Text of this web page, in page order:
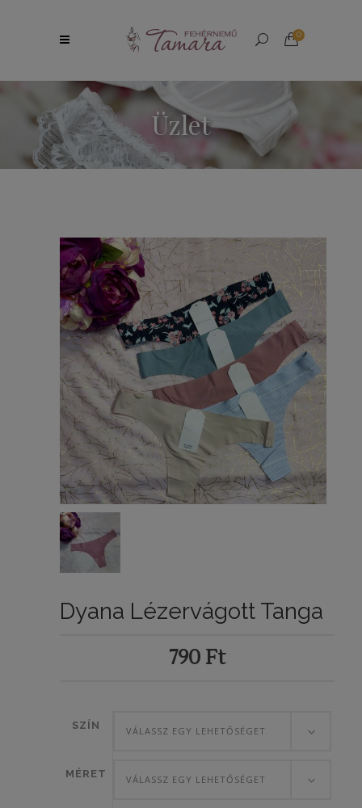
0
Üzlet
Dyana Lézervágott Tanga
790 Ft
SZÍN VÁLASSZ EGY LEHETŐSÉGET
MÉRET VÁLASSZ EGY LEHETŐSÉGET